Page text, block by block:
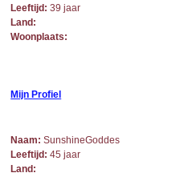
Leeftijd: 39 jaar
Land:
Woonplaats:
Mijn Profiel
Naam: SunshineGoddes
Leeftijd: 45 jaar
Land: